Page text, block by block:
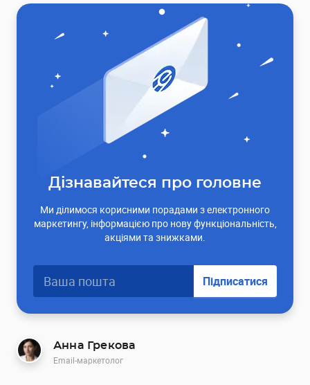
Дізнавайтеся про головне
Ми ділимося корисними порадами з електронного
маркетингу, інформацією про нову функціональність,
акціями та знижками.
Підписатися
Анна Грекова
Email-маркетолог